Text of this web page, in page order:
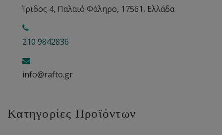
Ίριδος 4, Παλαιό Φάληρο, 17561, Ελλάδα
210 9842836
info@rafto.gr
Κατηγορίες Προϊόντων